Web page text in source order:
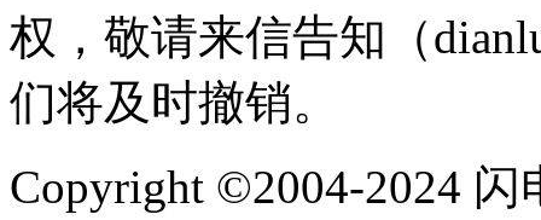
权，敬请来信告知（
们将及时撤销。
Copyright ©2004-2024 闪